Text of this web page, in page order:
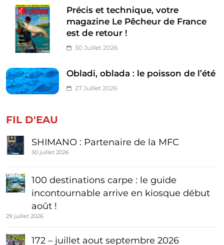
Précis et technique, votre
magazine Le Pêcheur de France
est de retour !
30 Juillet 2026
Obladi, oblada : le poisson de l’été
27 Juillet 2026
FIL D'EAU
SHIMANO : Partenaire de la MFC
30 juillet 2026
100 destinations carpe : le guide
incontournable arrive en kiosque début
août !
29 juillet 2026
172 – juillet aout septembre 2026